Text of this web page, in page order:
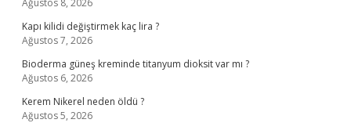
Ağustos 8, 2026
Kapı kilidi değiştirmek kaç lira ?
Ağustos 7, 2026
Bioderma güneş kreminde titanyum dioksit var mı ?
Ağustos 6, 2026
Kerem Nikerel neden öldü ?
Ağustos 5, 2026